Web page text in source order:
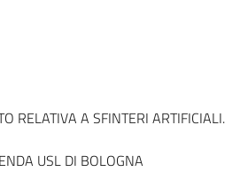
RELATIVA A SFINTERI ARTIFICIALI.
USL DI BOLOGNA